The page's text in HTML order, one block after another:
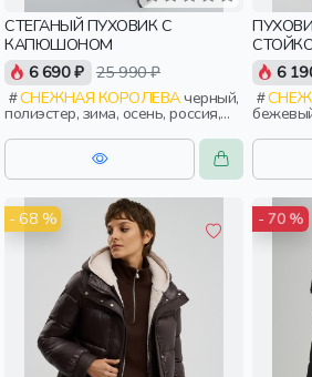
СТЕГАНЫЙ ПУХОВИК С
КАПЮШОНОМ
6 690 ₽ 25 990 ₽
СНЕЖНАЯ КОРОЛЕВАчерный,
полиэстер, зима, осень, россия,
прямые, удлиненные, капюшон,
застежка, кнопки, прорези,
карман, объемные, женщины,
взрослые
6
- 68 %
- 70 %